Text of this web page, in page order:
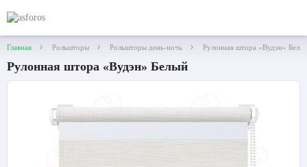
Главная Рольшторы Рольшторы день-ночь Рулонная штора «Вудэн»
Рулонная штора «Вудэн» Белый